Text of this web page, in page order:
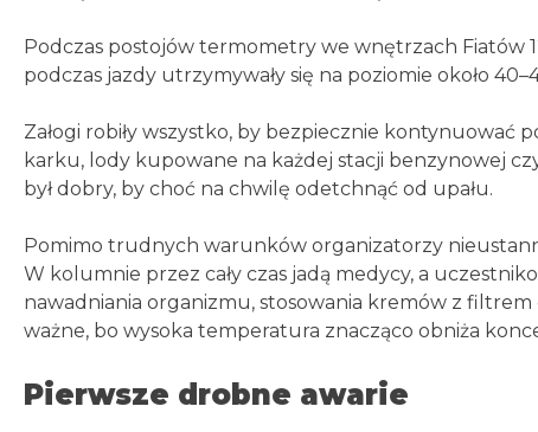
Podczas postojów termometry we wnętrzach Fiatów
podczas jazdy utrzymywały się na poziomie około
Załogi robiły wszystko, by bezpiecznie kontynuować
karku, lody kupowane na każdej stacji benzynowej
był dobry, by choć na chwilę odetchnąć od upału.
Pomimo trudnych warunków organizatorzy
W kolumnie przez cały czas jadą medycy, a
nawadniania organizmu, stosowania kremów z
ważne, bo wysoka temperatura znacząco obniża
Pierwsze drobne awarie